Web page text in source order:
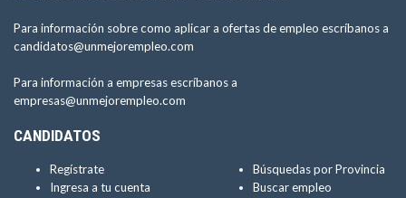
Para información sobre como aplicar a ofertas de empleo escríbanos a
candidatos@unmejorempleo.com
Para información a empresas escríbanos a
empresas@unmejorempleo.com
CANDIDATOS
Regístrate
Ingresa a tu cuenta
Búsquedas por Provincia
Buscar empleo